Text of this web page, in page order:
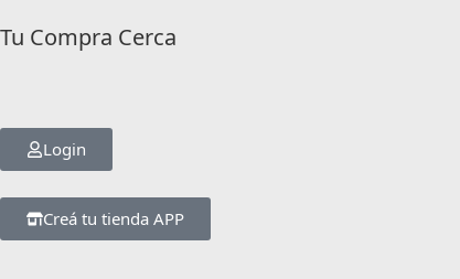
Tu Compra Cerca
Login
Creá tu tienda APP